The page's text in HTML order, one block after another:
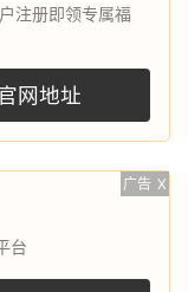
注册即领专属福
网地址
广告 X
台